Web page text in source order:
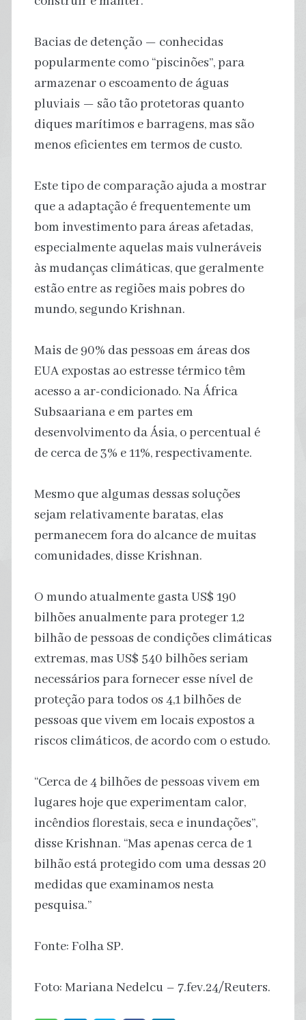
Bacias de detenção — conhecidas
popularmente como “piscinões”, para
armazenar o escoamento de águas
pluviais — são tão protetoras quanto
diques marítimos e barragens, mas são
menos eficientes em termos de custo.
Este tipo de comparação ajuda a mostrar
que a adaptação é frequentemente um
bom investimento para áreas afetadas,
especialmente aquelas mais vulneráveis
às mudanças climáticas, que geralmente
estão entre as regiões mais pobres do
mundo, segundo Krishnan.
Mais de 90% das pessoas em áreas dos
EUA expostas ao estresse térmico têm
acesso a ar-condicionado. Na África
Subsaariana e em partes em
desenvolvimento da Ásia, o percentual é
de cerca de 3% e 11%, respectivamente.
Mesmo que algumas dessas soluções
sejam relativamente baratas, elas
permanecem fora do alcance de muitas
comunidades, disse Krishnan.
O mundo atualmente gasta US$ 190
bilhões anualmente para proteger 1,2
bilhão de pessoas de condições climáticas
extremas, mas US$ 540 bilhões seriam
necessários para fornecer esse nível de
proteção para todos os 4,1 bilhões de
pessoas que vivem em locais expostos a
riscos climáticos, de acordo com o estudo.
“Cerca de 4 bilhões de pessoas vivem em
lugares hoje que experimentam calor,
incêndios florestais, seca e inundações”,
disse Krishnan. “Mas apenas cerca de 1
bilhão está protegido com uma dessas 20
medidas que examinamos nesta
pesquisa.”
Fonte: Folha SP.
Foto: Mariana Nedelcu – 7.fev.24/Reuters.